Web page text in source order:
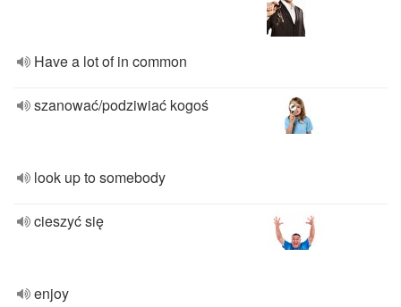
Have a lot of in common
szanować/podziwiać kogoś
look up to somebody
cieszyć się
enjoy